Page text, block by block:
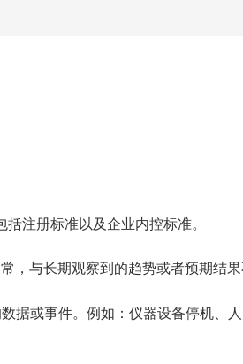
括注册标准以及企业内控标准。
常，与长期观察到的趋势或者预期
据或事件。例如：仪器设备停机、